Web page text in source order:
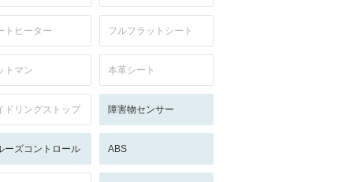
トヒーター フルフラットシート
トマン 本革シート
ドリングストップ 障害物センサー
ーズコントロール ABS